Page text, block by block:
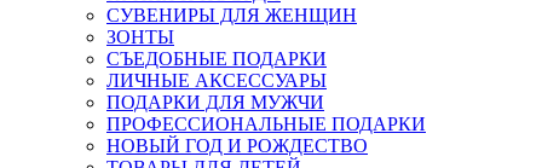
СУВЕНИРЫ ДЛЯ ЖЕНЩИН
ЗОНТЫ
СЪЕДОБНЫЕ ПОДАРКИ
ЛИЧНЫЕ АКСЕССУАРЫ
ПОДАРКИ ДЛЯ МУЖЧИ
ПРОФЕССИОНАЛЬНЫЕ ПОДАРКИ
НОВЫЙ ГОД И РОЖДЕСТВО